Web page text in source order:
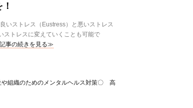
いストレス（Eustress）と悪いストレス
ストレスに変えていくことも可能で
事の続きを見る≫
や組織のためのメンタルヘルス対策〇 高